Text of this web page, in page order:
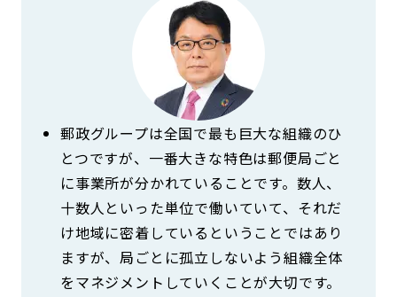
郵政グループは全国で最も巨大な組織のひ
とつですが、一番大きな特色は郵便局ごと
に事業所が分かれていることです。数人、
十数人といった単位で働いていて、それだ
け地域に密着しているということではあり
ますが、局ごとに孤立しないよう組織全体
をマネジメントしていくことが大切です。